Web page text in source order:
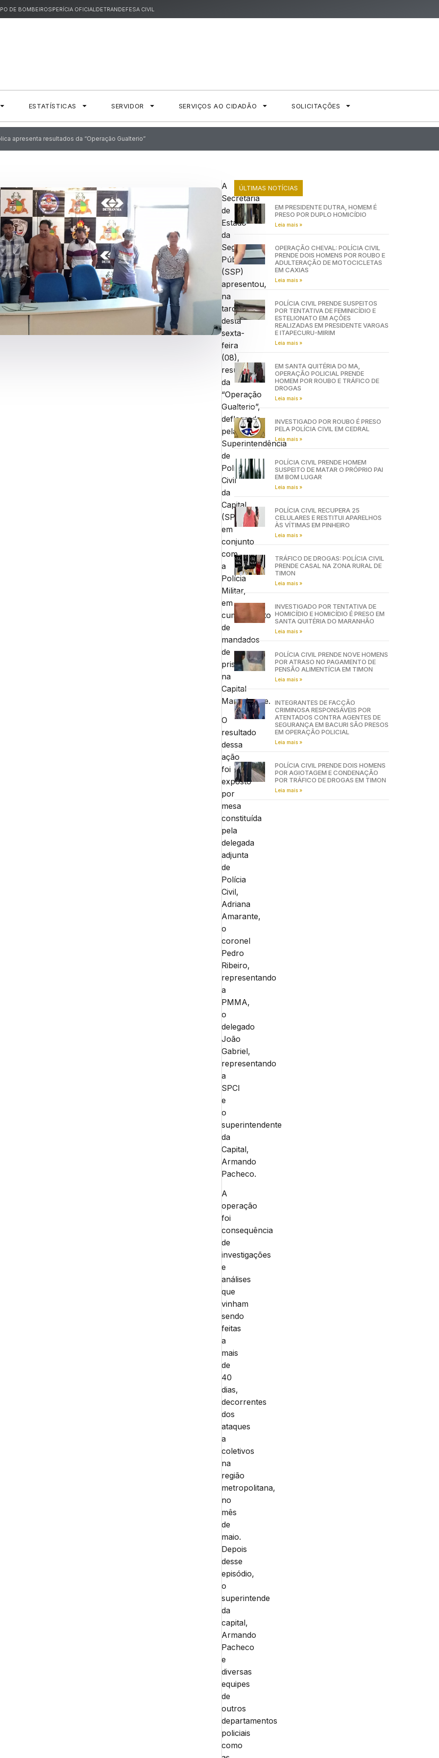
DE BOMBEIROSPERÍCIA OFICIALDETRANDEFESA CIVIL
ESTATÍSTICAS SERVIDOR SERVIÇOS AO CIDADÃO SOLICITAÇÕES
apresenta resultados da “Operação Gualterio”
A
Secretaria
de
Estado
da
Segurança
Pública
(SSP)
apresentou,
na
tarde
desta
sexta-
feira
(08),
resultados
da
“Operação
Gualterio”,
deflagrada
pela
Superintendência
de
Polícia
Civil
da
Capital
(SPCC)
em
conjunto
com
a
Polícia
Militar,
em
cumprimento
de
mandados
de
prisão
na
Capital
Maranhense.
O
resultado
dessa
ação
foi
exposto
por
mesa
constituída
pela
delegada
adjunta
de
Polícia
Civil,
Adriana
Amarante,
o
coronel
Pedro
Ribeiro,
representando
a
PMMA,
o
delegado
João
Gabriel,
representando
a
SPCI
e
o
superintendente
da
Capital,
Armando
Pacheco.
A
operação
foi
consequência
de
investigações
e
análises
que
vinham
sendo
feitas
a
mais
de
40
dias,
decorrentes
dos
ataques
a
coletivos
na
região
metropolitana,
no
mês
de
maio.
Depois
desse
episódio,
o
superintende
da
capital,
Armando
Pacheco
e
diversas
equipes
de
outros
departamentos
policiais
como
ÚLTIMAS NOTÍCIAS
EM PRESIDENTE DUTRA, HOMEM É
PRESO POR DUPLO HOMICÍDIO
Leia mais »
OPERAÇÃO CHEVAL: POLÍCIA CIVIL
PRENDE DOIS HOMENS POR ROUBO E
ADULTERAÇÃO DE MOTOCICLETAS
EM CAXIAS
Leia mais »
POLÍCIA CIVIL PRENDE SUSPEITOS
POR TENTATIVA DE FEMINICÍDIO E
ESTELIONATO EM AÇÕES
REALIZADAS EM PRESIDENTE VARGAS
E ITAPECURU-MIRIM
Leia mais »
EM SANTA QUITÉRIA DO MA,
OPERAÇÃO POLICIAL PRENDE
HOMEM POR ROUBO E TRÁFICO DE
DROGAS
Leia mais »
INVESTIGADO POR ROUBO É PRESO
PELA POLÍCIA CIVIL EM CEDRAL
Leia mais »
POLÍCIA CIVIL PRENDE HOMEM
SUSPEITO DE MATAR O PRÓPRIO PAI
EM BOM LUGAR
Leia mais »
POLÍCIA CIVIL RECUPERA 25
CELULARES E RESTITUI APARELHOS
ÀS VÍTIMAS EM PINHEIRO
Leia mais »
TRÁFICO DE DROGAS: POLÍCIA CIVIL
PRENDE CASAL NA ZONA RURAL DE
TIMON
Leia mais »
INVESTIGADO POR TENTATIVA DE
HOMICÍDIO E HOMICÍDIO É PRESO EM
SANTA QUITÉRIA DO MARANHÃO
Leia mais »
POLÍCIA CIVIL PRENDE NOVE HOMENS
POR ATRASO NO PAGAMENTO DE
PENSÃO ALIMENTÍCIA EM TIMON
Leia mais »
INTEGRANTES DE FACÇÃO
CRIMINOSA RESPONSÁVEIS POR
ATENTADOS CONTRA AGENTES DE
SEGURANÇA EM BACURI SÃO PRESOS
EM OPERAÇÃO POLICIAL
Leia mais »
POLÍCIA CIVIL PRENDE DOIS HOMENS
POR AGIOTAGEM E CONDENAÇÃO
POR TRÁFICO DE DROGAS EM TIMON
Leia mais »